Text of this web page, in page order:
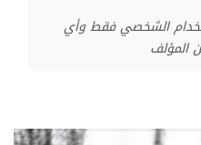
الشخصي فقط وأي
المؤلف